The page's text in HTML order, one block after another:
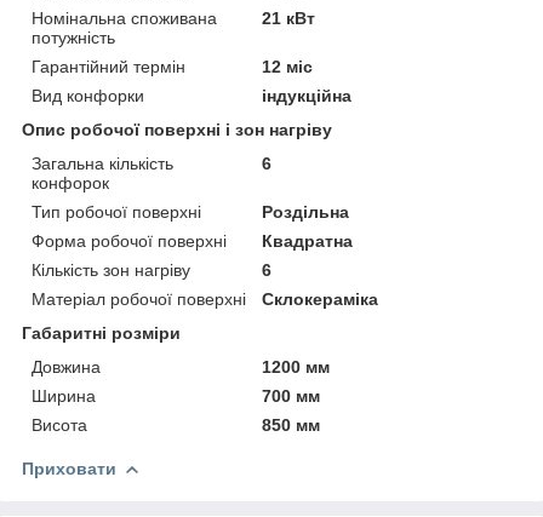
Номінальна споживана
потужність
21 кВт
Гарантійний термін
12 міс
Вид конфорки
індукційна
Опис робочої поверхні і зон нагріву
Загальна кількість
конфорок
6
Тип робочої поверхні
Роздільна
Форма робочої поверхні
Квадратна
Кількість зон нагріву
6
Матеріал робочої поверхні
Склокераміка
Габаритні розміри
Довжина
1200 мм
Ширина
700 мм
Висота
850 мм
Приховати